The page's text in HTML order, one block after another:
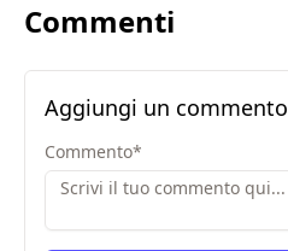
Commenti
Aggiungi un commento
Commento*